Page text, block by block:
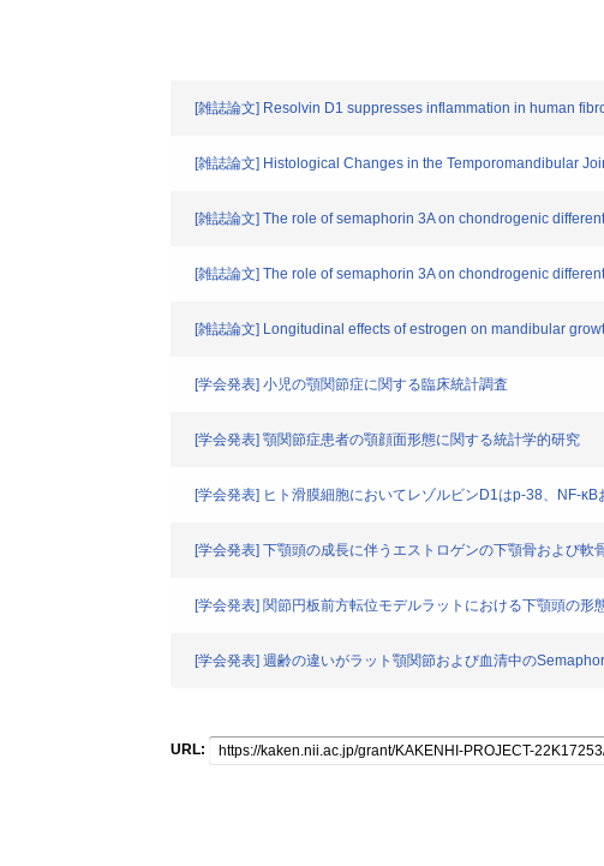
[雑誌論文] Resolvin D1 suppresses inflammation in human
[雑誌論文] Histological Changes in the Temporomandibular
[雑誌論文] The role of semaphorin 3A on chondrogenic
[雑誌論文] The role of semaphorin 3A on chondrogenic
[雑誌論文] Longitudinal effects of estrogen on mandibular
[学会発表] 小児の顎関節症に関する臨床統計調査
[学会発表] 顎関節症患者の顎顔面形態に関する統計学的研究
[学会発表] ヒト滑膜細胞においてレゾルビンD1はp-38、NF-
[学会発表] 下顎頭の成長に伴うエストロゲンの下顎骨および軟
[学会発表] 関節円板前方転位モデルラットにおける下顎頭の形
[学会発表] 週齢の違いがラット顎関節および血清中の
URL: